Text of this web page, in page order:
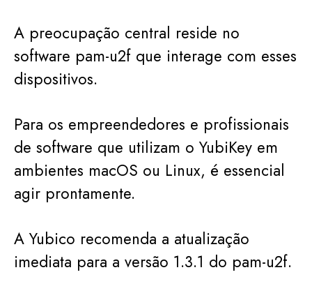
A preocupação central reside no
software pam-u2f que interage com esses
dispositivos.
Para os empreendedores e profissionais
de software que utilizam o YubiKey em
ambientes macOS ou Linux, é essencial
agir prontamente.
A Yubico recomenda a atualização
imediata para a versão 1.3.1 do pam-u2f.